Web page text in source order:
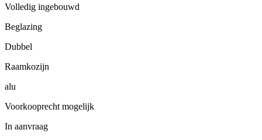
Volledig ingebouwd
Beglazing
Dubbel
Raamkozijn
alu
Voorkooprecht mogelijk
In aanvraag